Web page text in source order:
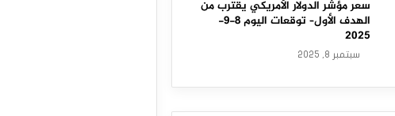
سعر مؤشر الدولار الأمريكي يقترب من
الهدف الأول– توقعات اليوم 8-9-
2025
سبتمبر 8, 2025